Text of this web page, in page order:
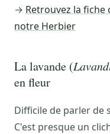
→ Retrouvez la fiche
notre Herbier
La lavande (
en fleur
Difficile de parler de
C'est presque un